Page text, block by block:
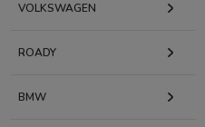
VOLKSWAGEN
ROADY
BMW